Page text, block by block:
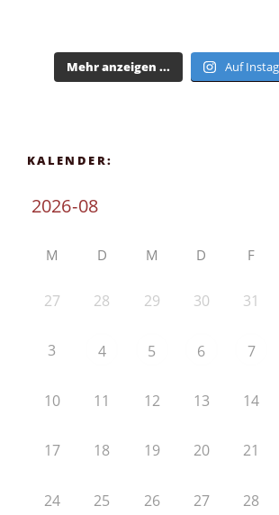
Mehr anzeigen ... Auf
KALENDER:
M D M D F
27 28 29 30 31
3 4 5 6 7
10 11 12 13 14
17 18 19 20 21
24 25 26 27 28